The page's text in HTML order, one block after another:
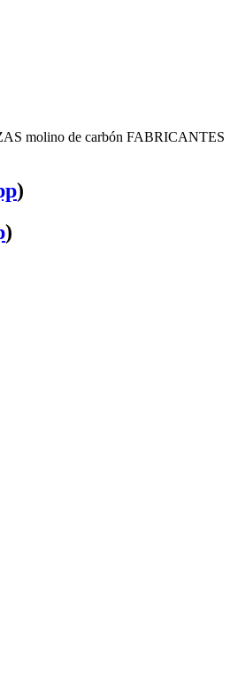
molino de carbón FABRICANTES
)
)